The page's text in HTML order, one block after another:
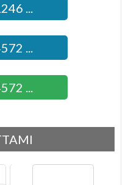
...
...
...